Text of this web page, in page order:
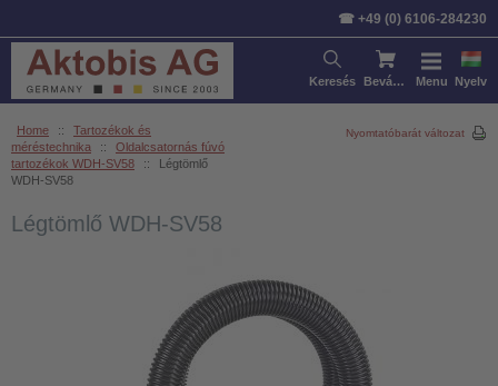
☎ +49 (0) 6106-284230
Keresés Bevásárlókosár Menu Nyelv
Home ::
Tartozékok és
méréstechnika
::
Oldalcsatornás fúvó
tartozékok WDH-SV58
::
Légtömlő
WDH-SV58
Nyomtatóbarát változat
Légtömlő WDH-SV58